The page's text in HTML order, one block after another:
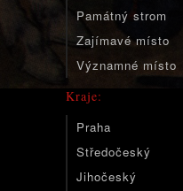
Památný strom
Zajímavé místo
Významné místo
Kraje:
Praha
Středočeský
Jihočeský